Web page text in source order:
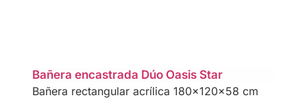
Bañera encastrada Dúo Oasis Star
Bañera rectangular acrílica 180×120×58 cm